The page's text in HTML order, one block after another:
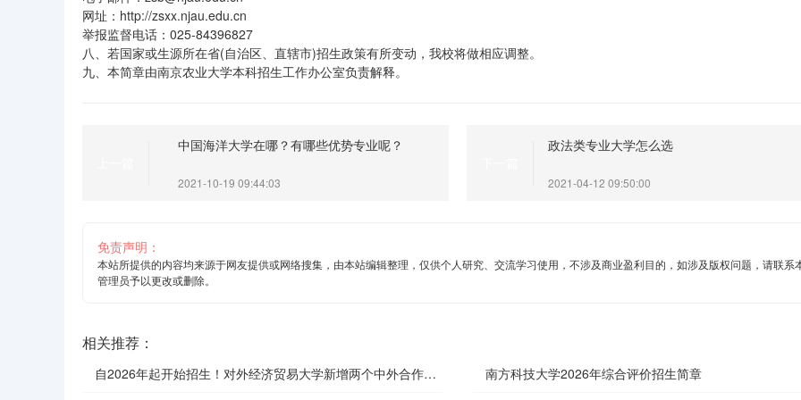
网址：http://zsxx.njau.edu.cn
举报监督电话：025-84396827
八、若国家或生源所在省(自治区、直辖市)招生政策有所变动，我校将做相应调整。
九、本简章由南京农业大学本科招生工作办公室负责解释。
中国海洋大学在哪？有哪些优势专业呢？
2021-10-19 09:44:03
政法类专业大学怎么选
2021-04-12 09:50:00
免责声明：
本站所提供的内容均来源于网友提供或网络搜集，由本站编辑整理，仅供个人研究、交流学习使用，不涉及商业盈利目的，如涉及版权问题，请联系
管理员予以更改或删除。
相关推荐：
自2026年起开始招生！对外经济贸易大学新增两个中外合作办 南方科技大学2026年综合评价招生简章